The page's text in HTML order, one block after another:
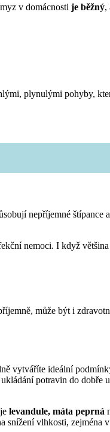
v domácnosti je běžný,
plynulými pohyby,
nepříjemné štípance
nemoci. I když
může být i
vytváříte ideální
potravin do dobře
levandule, máta peprná
snížení vlhkosti, zejména